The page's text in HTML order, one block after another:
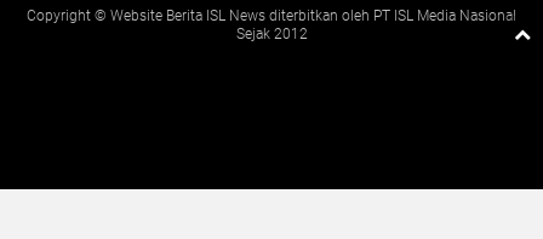
Copyright © Website Berita ISL News diterbitkan oleh PT ISL Media Nasional
Sejak 2012